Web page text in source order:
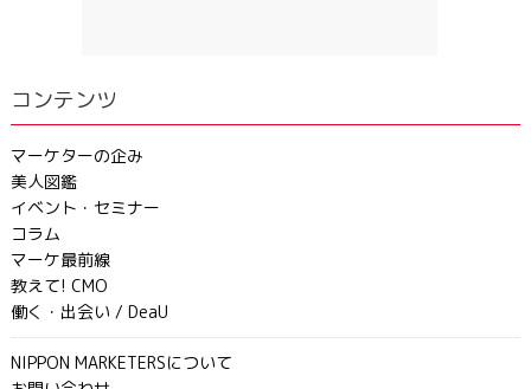
コンテンツ
マーケターの企み
美人図鑑
イベント・セミナー
コラム
マーケ最前線
教えて! CMO
働く・出会い / DeaU
NIPPON MARKETERSについて